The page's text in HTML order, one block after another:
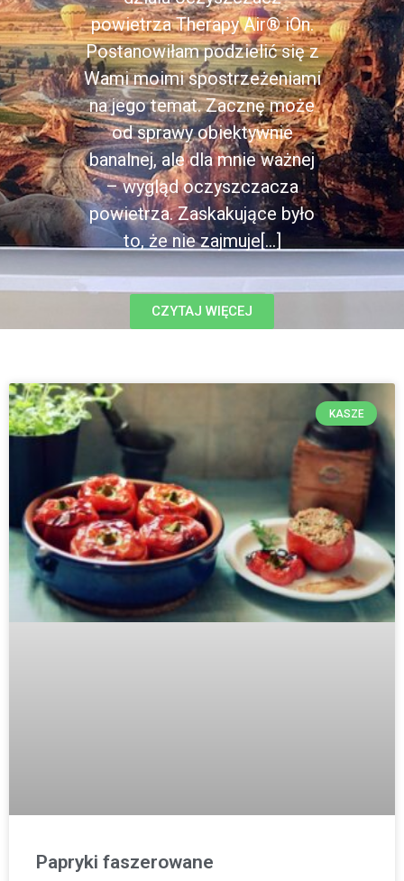
powietrza Therapy Air® iOn.
Postanowiłam podzielić się z
Wami moimi spostrzeżeniami
na jego temat. Zacznę może
od sprawy obiektywnie
banalnej, ale dla mnie ważnej
– wygląd oczyszczacza
powietrza. Zaskakujące było
to, że nie zajmuje[...]
CZYTAJ WIĘCEJ
KASZE
Papryki faszerowane